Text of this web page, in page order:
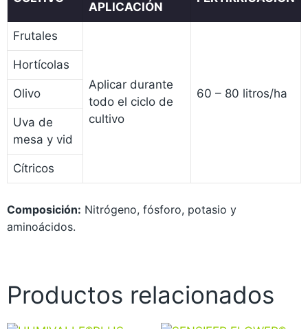
APLICACIÓN
Frutales
Aplicar durante
todo el ciclo de
cultivo
60 – 80 litros/ha
Hortícolas
Olivo
Uva de
mesa y vid
Cítricos
Composición: Nitrógeno, fósforo, potasio y
aminoácidos.
Productos relacionados